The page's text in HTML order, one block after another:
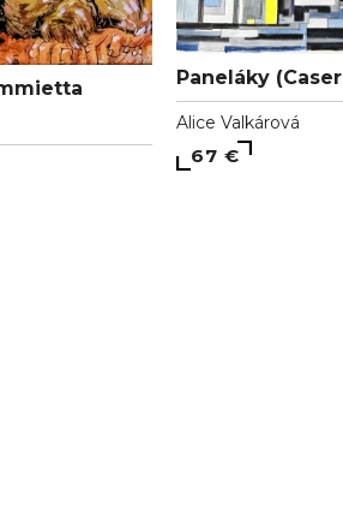
Paneláky
Alice Valkárová
67 €